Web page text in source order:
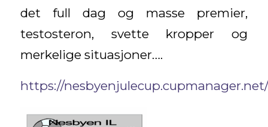
det full dag og masse premier,
testosteron, svette kropper og
merkelige situasjoner….
https://